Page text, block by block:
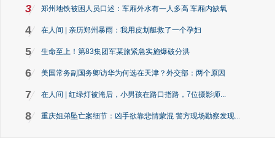
3 郑州地铁被困人员口述：车厢外水有一人多高 车厢内缺氧
4 在人间 | 亲历郑州暴雨：我用皮划艇救了一个孕妇
5 生命至上！第83集团军某旅紧急实施爆破分洪
6 美国常务副国务卿访华为何选在天津？外交部：两个原因
7 在人间 | 红绿灯被淹后，小男孩在路口指路，7位摄影师...
8 重庆姐弟坠亡案细节：凶手欲靠悲情蒙混 警方现场勘察发现...